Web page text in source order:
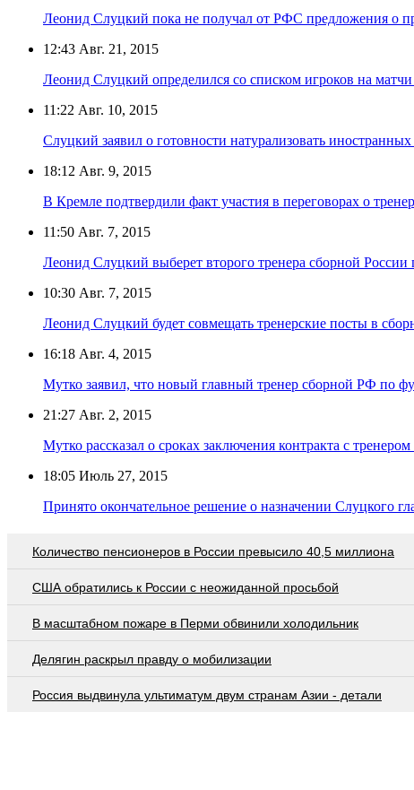
Леонид Слуцкий пока не получал от РФС предложения о
12:43 Авг. 21, 2015
Леонид Слуцкий определился со списком игроков на
11:22 Авг. 10, 2015
Слуцкий заявил о готовности натурализовать
18:12 Авг. 9, 2015
В Кремле подтвердили факт участия в переговорах о
11:50 Авг. 7, 2015
Леонид Слуцкий выберет второго тренера сборной России
10:30 Авг. 7, 2015
Леонид Слуцкий будет совмещать тренерские посты в
16:18 Авг. 4, 2015
Мутко заявил, что новый главный тренер сборной РФ по
21:27 Авг. 2, 2015
Мутко рассказал о сроках заключения контракта с
18:05 Июль 27, 2015
Принято окончательное решение о назначении Слуцкого
Количество пенсионеров в России превысило 40,5 миллиона
США обратились к России с неожиданной просьбой
В масштабном пожаре в Перми обвинили холодильник
Делягин раскрыл правду о мобилизации
Россия выдвинула ультиматум двум странам Азии - детали